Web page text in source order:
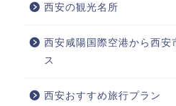
西安の観光名所
西安咸陽国際空港から西安
ス
西安おすすめ旅行プラン